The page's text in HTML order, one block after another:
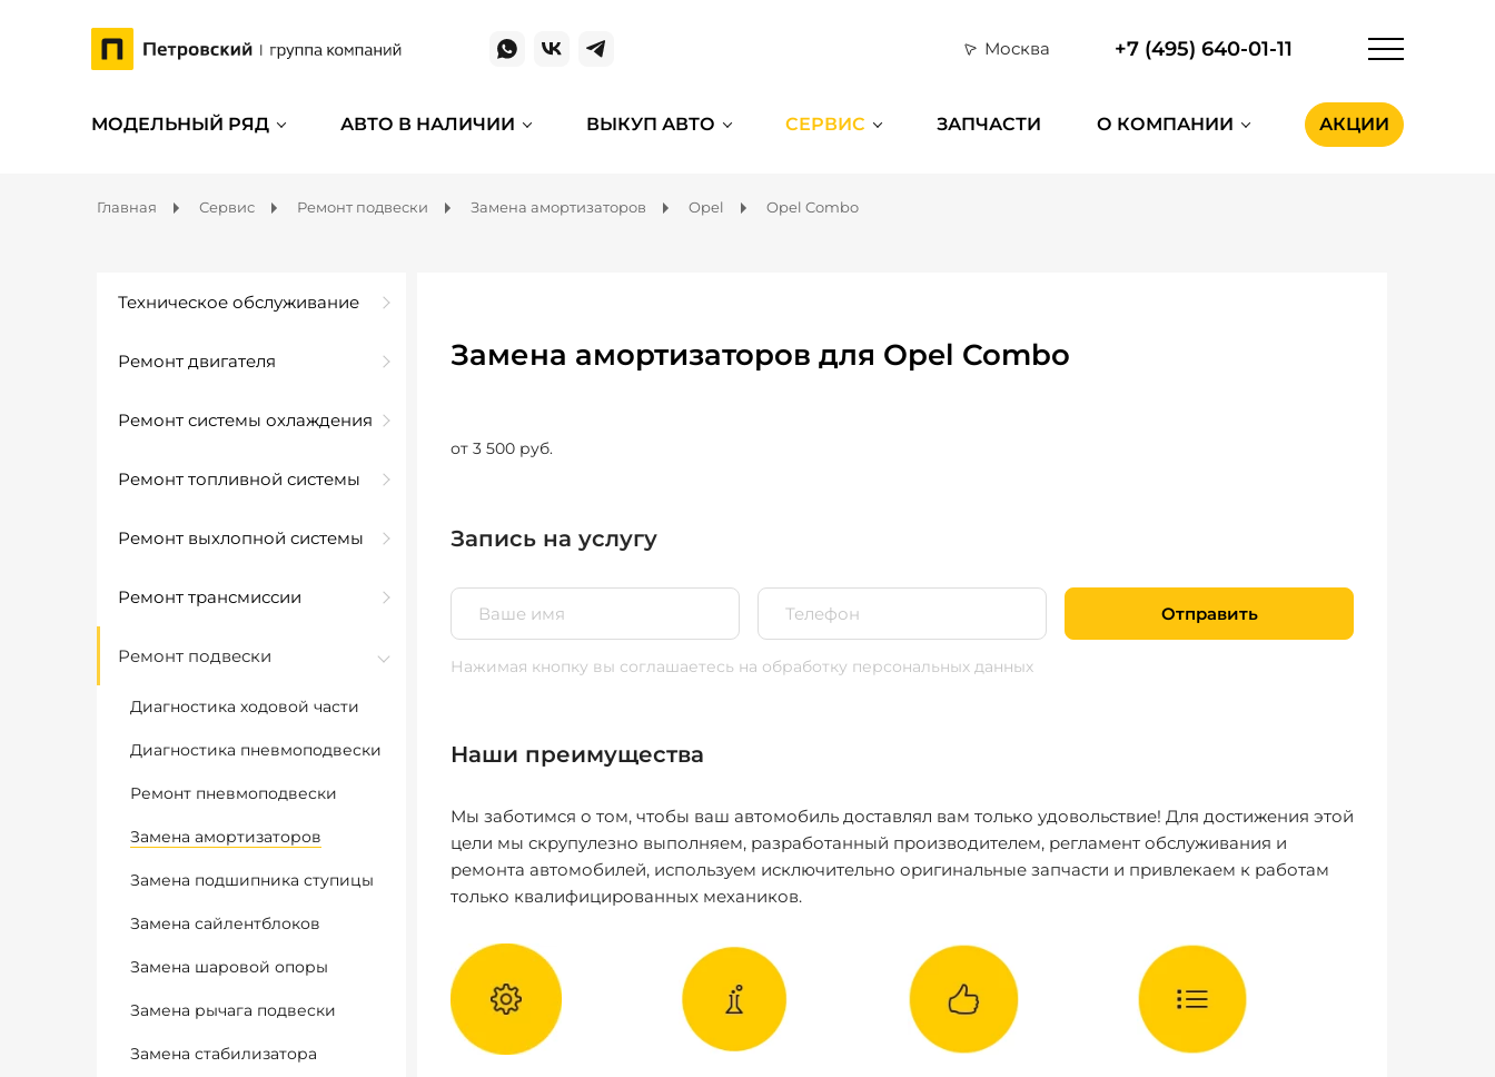
Москва +7 (495) 640-01-11
МОДЕЛЬНЫЙ РЯД АВТО В НАЛИЧИИ ВЫКУП АВТО СЕРВИС ЗАПЧАСТИ О КОМПАНИИ АКЦИИ
Главная Сервис Ремонт подвески Замена амортизаторов Opel Opel Combo
Техническое обслуживание
Ремонт двигателя
Ремонт системы охлаждения
Ремонт топливной системы
Ремонт выхлопной системы
Ремонт трансмиссии
Ремонт подвески
Диагностика ходовой части
Диагностика пневмоподвески
Ремонт пневмоподвески
Замена амортизаторов
Замена подшипника ступицы
Замена сайлентблоков
Замена шаровой опоры
Замена рычага подвески
Замена стабилизатора
Замена амортизаторов для Opel Combo
от 3 500 руб.
Запись на услугу
Отправить
Нажимая кнопку вы соглашаетесь на обработку персональных данных
Наши преимущества
Мы заботимся о том, чтобы ваш автомобиль доставлял вам только удовольствие! Для достижения этой
цели мы скрупулезно выполняем, разработанный производителем, регламент обслуживания и
ремонта автомобилей, используем исключительно оригинальные запчасти и привлекаем к работам
только квалифицированных механиков.